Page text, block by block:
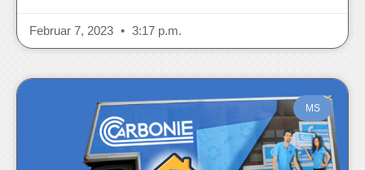
Februar 7, 2023 3:17 p.m.
MS